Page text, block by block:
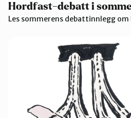
Hordfast-debatt i
Les sommerens debattinnlegg